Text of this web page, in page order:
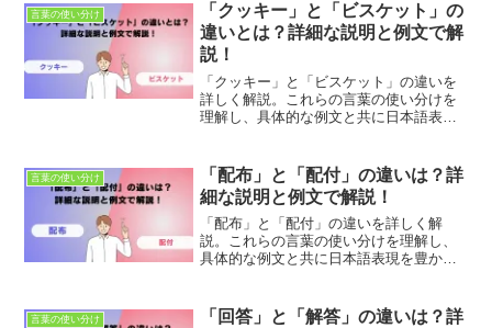
言葉の使い分け
「クッキー」と「ビスケット」の
違いとは？詳細な説明と例文で解
説！
「クッキー」と「ビスケット」の違いを
詳しく解説。これらの言葉の使い分けを
理解し、具体的な例文と共に日本語表現
ケーションを目指します。
言葉の使い分け
「配布」と「配付」の違いは？詳
細な説明と例文で解説！
「配布」と「配付」の違いを詳しく解
説。これらの言葉の使い分けを理解し、
具体的な例文と共に日本語表現を豊かに
ンを目指します。
言葉の使い分け
「回答」と「解答」の違いは？詳